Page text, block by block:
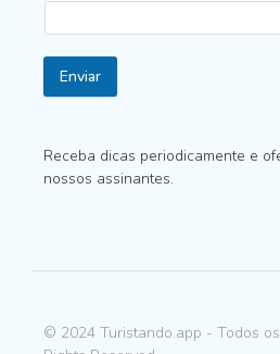
Enviar
Receba dicas periodicamente e
nossos assinantes.
© 2024 Turistando.app - Todos